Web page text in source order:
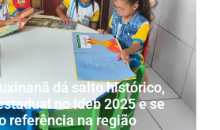
dá salto histórico,
no Ideb 2025 e se
referência na região